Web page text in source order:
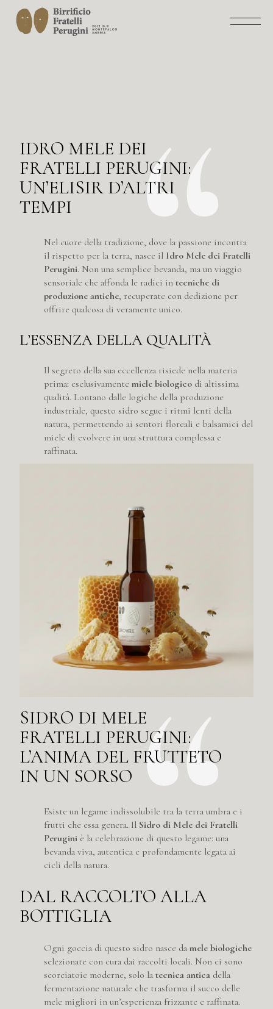
IDRO MELE DEI
FRATELLI PERUGINI:
UN’ELISIR D’ALTRI
TEMPI
Nel cuore della tradizione, dove la passione incontra
il rispetto per la terra, nasce il Idro Mele dei Fratelli
Perugini. Non una semplice bevanda, ma un viaggio
sensoriale che affonda le radici intecniche di
produzione antiche, recuperate con dedizione per
offrire qualcosa di veramente unico.
L’ESSENZA DELLA QUALITÀ
Il segreto della sua eccellenza risiede nella materia
prima: esclusivamentemiele biologico di altissima
qualità. Lontano dalle logiche della produzione
industriale, questo sidro segue i ritmi lenti della
natura, permettendo ai sentori floreali e balsamici del
miele di evolvere in una struttura complessa e
raffinata.
SIDRO DI MELE
FRATELLI PERUGINI:
L’ANIMA DEL FRUTTETO
IN UN SORSO
Esiste un legame indissolubile tra la terra umbra e i
frutti che essa genera. Il Sidro di Mele dei Fratelli
Perugini è la celebrazione di questo legame: una
bevanda viva, autentica e profondamente legata ai
cicli della natura.
DAL RACCOLTO ALLA
BOTTIGLIA
Ogni goccia di questo sidro nasce damele biologiche
selezionate con cura dai raccolti locali. Non ci sono
scorciatoie moderne, solo latecnica antica della
fermentazione naturale che trasforma il succo delle
mele migliori in un’esperienza frizzante e raffinata.